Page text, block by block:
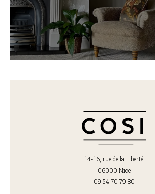
14-16, rue de la Liberté
06000 Nice
09 54 70 79 80